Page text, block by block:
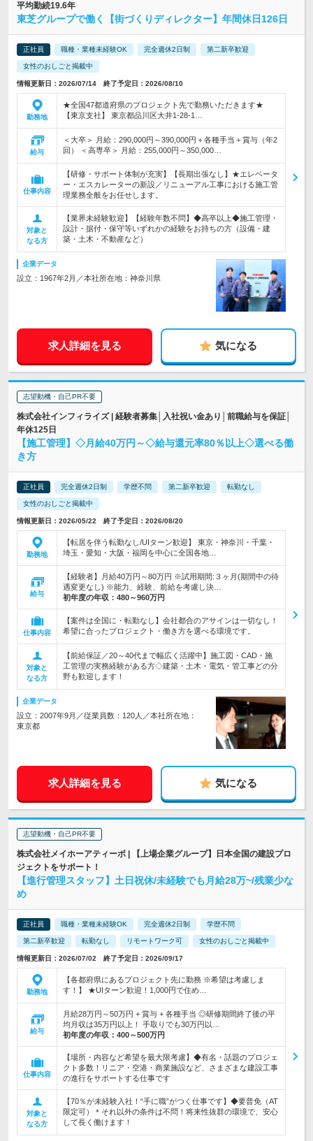
平均勤続19.6年
東芝グループで働く【街づくりディレクター】年間休日126日
正社員 職種・業種未経験OK 完全週休2日制 第二新卒歓迎
女性のおしごと掲載中
情報更新日：2026/07/14 終了予定日：2026/08/10
勤務地
★全国47都道府県のプロジェクト先で勤務いただきます★
【東京支社】 東京都品川区大井1-28-1…
給与
＜大卒＞ 月給：290,000円～390,000円＋各種手当＋賞与（年2
回） ＜高専卒＞ 月給：255,000円～350,000…
仕事内容
【研修・サポート体制が充実】【長期出張なし】★エレベータ
ー・エスカレーターの新設／リニューアル工事における施工管
理業務全般をお任せします。
対象と
なる方
【業界未経験歓迎】【経験年数不問】◆高卒以上◆施工管理・
設計・据付・保守等いずれかの経験をお持ちの方（設備・建
築・土木・不動産など）
企業データ
設立：1967年2月／本社所在地：神奈川県
求人詳細を見る 気になる
志望動機・自己PR不要
株式会社インフィライズ | 経験者募集│入社祝い金あり│前職給与を保証│
年休125日
【施工管理】◇月給40万円～◇給与還元率80％以上◇選べる働
き方
正社員 完全週休2日制 学歴不問 第二新卒歓迎 転勤なし
女性のおしごと掲載中
情報更新日：2026/05/22 終了予定日：2026/08/20
勤務地
【転居を伴う転勤なし/UIターン歓迎】 東京・神奈川・千葉・
埼玉・愛知・大阪・福岡を中心に全国各地…
給与
【経験者】月給40万円～80万円 ※試用期間:３ヶ月(期間中の待
遇変更なし) ※能力、経験、前給を考慮し決…
初年度の年収： 480～960万円
仕事内容
【案件は全国に・転勤なし】会社都合のアサインは一切なし！
希望に合ったプロジェクト・働き方を選べる環境です。
対象と
なる方
【前給保証／20～40代まで幅広く活躍中】施工図・CAD・施
工管理の実務経験がある方◇建築・土木・電気・管工事どの分
野も歓迎します！
企業データ
設立：2007年9月／従業員数：120人／本社所在地：
東京都
求人詳細を見る 気になる
志望動機・自己PR不要
株式会社メイホーアティーボ | 【上場企業グループ】日本全国の建設プロ
ジェクトをサポート！
【進行管理スタッフ】土日祝休/未経験でも月給28万~/残業少な
め
正社員 職種・業種未経験OK 完全週休2日制 学歴不問
第二新卒歓迎 転勤なし リモートワーク可 女性のおしごと掲載中
情報更新日：2026/07/02 終了予定日：2026/09/17
勤務地
【各都府県にあるプロジェクト先に勤務 ※希望は考慮しま
す！】 ★UIターン歓迎！1,000円で住め…
給与
月給28万円～50万円 + 賞与 + 各種手当 ◎研修期間終了後の平
均月収は35万円以上！ 手取りでも30万円以…
初年度の年収： 400～500万円
仕事内容
【場所・内容など希望を最大限考慮】◆有名・話題のプロジェ
クト多数！リニア・空港・商業施設など、さまざまな建設工事
の進行をサポートする仕事です
対象と
なる方
【70％が未経験入社！“手に職”がつく仕事です】◆要普免（AT
限定可）＊それ以外の条件は不問！将来性抜群の環境で、安心
して長く働けます！